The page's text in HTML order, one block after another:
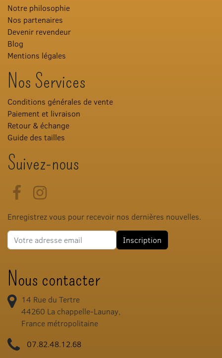
Notre philosophie
Nos partenaires
Devenir revendeur
Blog
Mentions légales
Nos Services
Conditions générales de vente
Paiement et livraison
Retour & échange
Guide des tailles
Suivez-nous
FacebookInstagram
Enregistrez vous pour recevoir nos dernières nouvelles.
Adresse e-mail
Inscription
Nous contacter
14 Rue du Tertre
44260 La chappelle-Launay,
France métropolitaine
07.82.48.12.68